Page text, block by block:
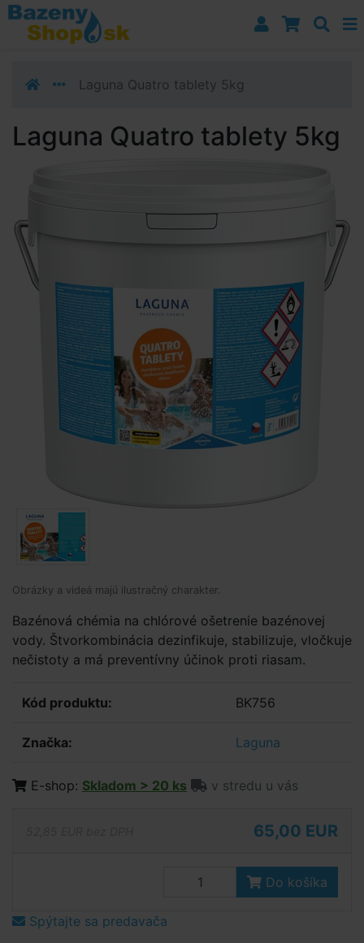
Prejsť k navigácii
Prejsť na obsah
Prejsť k bočnému stĺpci
Laguna Quatro tablety 5kg
Laguna Quatro tablety 5kg
Obrázky a videá majú ilustračný charakter.
Bazénová chémia na chlórové ošetrenie bazénovej
vody. Štvorkombinácia dezinfikuje, stabilizuje, vločkuje
nečistoty a má preventívny účinok proti riasam.
Kód produktu: BK756
Značka: Laguna
E-shop: Skladom > 20 ks v stredu u vás
65,00 EUR
Do košíka
Spýtajte sa predavača